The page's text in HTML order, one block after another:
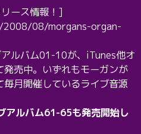
ース情報！]
08/morgans-organ-
ルバム01-10が、iTunes他オ
売中。いずれもモーガンが
毎月開催しているライブ音源
アルバム61-65も発売開始し